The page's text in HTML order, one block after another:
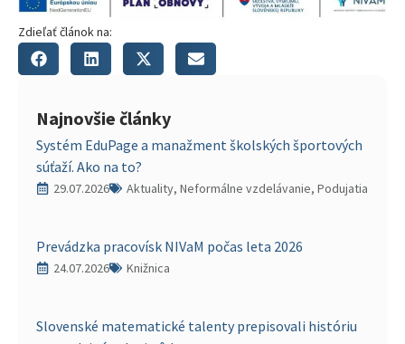
Zdieľať článok na:
Najnovšie články
Systém EduPage a manažment školských športových
súťaží. Ako na to?
29.07.2026 Aktuality, Neformálne vzdelávanie, Podujatia
Prevádzka pracovísk NIVaM počas leta 2026
24.07.2026 Knižnica
Slovenské matematické talenty prepisovali históriu